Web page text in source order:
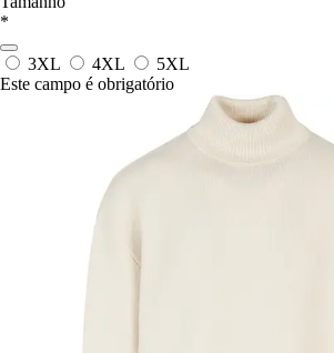
*
3XL 4XL
5XL
Este campo é obrigatório